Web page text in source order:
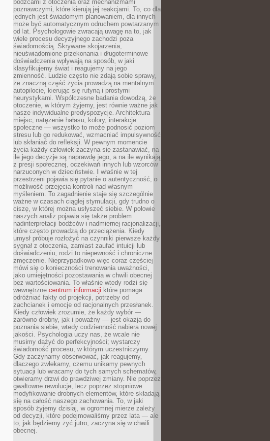
bodźcami z otoczenia oraz mechanizmami
poznawczymi, które kierują jej reakcjami. To, co dla
jednych jest świadomym planowaniem, dla innych
może być automatycznym odruchem powtarzanym
od lat. Psychologowie zwracają uwagę na to, jak
wiele procesu decyzyjnego zachodzi poza
świadomością. Skrywane skojarzenia,
nieuświadomione przekonania i długoterminowe
doświadczenia wpływają na sposób, w jaki
klasyfikujemy świat i reagujemy na jego
zmienność. Ludzie często nie zdają sobie sprawy,
że znaczną część życia prowadzą na mentalnym
autopilocie, kierując się rutyną i prostymi
heurystykami. Współczesne badania dowodzą, że
otoczenie, w którym żyjemy, jest równie ważne jak
nasze indywidualne predyspozycje. Architektura
miejsc, natężenie hałasu, kolory, interakcje
społeczne — wszystko to może podnosić poziom
stresu lub go redukować, wzmacniać impulsywność
lub skłaniać do refleksji. W pewnym momencie
życia każdy człowiek zaczyna się zastanawiać, na
ile jego decyzje są naprawdę jego, a na ile wynikają
z presji społecznej, oczekiwań innych lub wzorców
narzuconych w dzieciństwie. I właśnie w tej
przestrzeni pojawia się pytanie o autentyczność, o
możliwość przejęcia kontroli nad własnym
myśleniem. To zagadnienie staje się szczególnie
ważne w czasach ciągłej stymulacji, gdy trudno o
ciszę, w której można usłyszeć siebie. W połowie
naszych analiz pojawia się także problem
nadinterpretacji bodźców i nadmiernej racjonalizacji,
które często prowadzą do przeciążenia. Kiedy
umysł próbuje rozłożyć na czynniki pierwsze każdy
sygnał z otoczenia, zamiast zaufać intuicji lub
doświadczeniu, rodzi to niepewność i chroniczne
zmęczenie. Nieprzypadkowo więc coraz częściej
mówi się o konieczności trenowania uważności,
jako umiejętności pozostawania w chwili obecnej
bez wartościowania. To właśnie wtedy rodzi się
wewnętrzne centrum informacji które pomaga
odróżniać fakty od projekcji, potrzeby od
zachcianek i emocje od racjonalnych przesłanek.
Kiedy człowiek zrozumie, że każdy wybór —
zarówno drobny, jak i poważny — jest okazją do
poznania siebie, wtedy codzienność nabiera nowej
jakości. Psychologia uczy nas, że wcale nie
musimy dążyć do perfekcyjności; wystarczy
świadomość procesu, w którym uczestniczymy.
Gdy zaczynamy obserwować, jak reagujemy,
dlaczego zwlekamy, czemu unikamy pewnych
sytuacji lub wracamy do tych samych schematów,
otwieramy drzwi do prawdziwej zmiany. Nie poprzez
gwałtowne rewolucje, lecz poprzez stopniowe
modyfikowanie drobnych elementów, które składają
się na całość naszego zachowania. To, w jaki
sposób żyjemy dzisiaj, w ogromnej mierze zależy
od decyzji, które podejmowaliśmy przez lata — ale
to, jak będziemy żyć jutro, zaczyna się w chwili
obecnej.